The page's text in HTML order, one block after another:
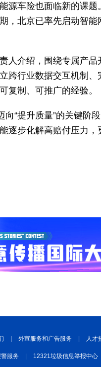
源车险也面临新的课
，北京已率先启动智
人介绍，围绕专属产
跨行业数据交互机制
复制、可推广的经验。
“提升质量”的关键阶
逐步化解高赔付压力
外宣服务和广告服务 人才
服务 12321垃圾信息举报中心